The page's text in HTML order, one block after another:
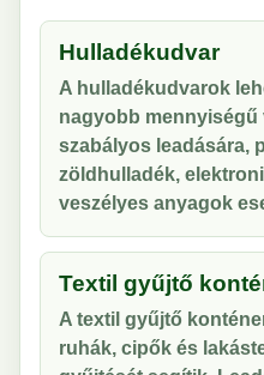
Hulladékudvar
A hulladékudvarok
nagyobb
szabályos leadására,
zöldhulladék,
veszélyes anyagok
Textil gyűjtő
A textil gyűjtő
ruhák, cipők és